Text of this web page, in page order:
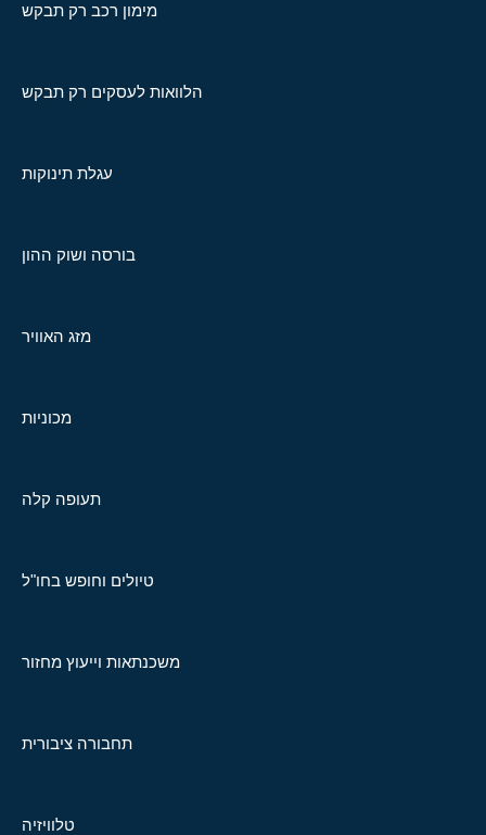
מימון רכב רק תבקש
הלוואות לעסקים רק תבקש
עגלת תינוקות
בורסה ושוק ההון
מזג האוויר
מכוניות
תעופה קלה
טיולים וחופש בחו"ל
משכנתאות וייעוץ מחזור
תחבורה ציבורית
טלוויזיה